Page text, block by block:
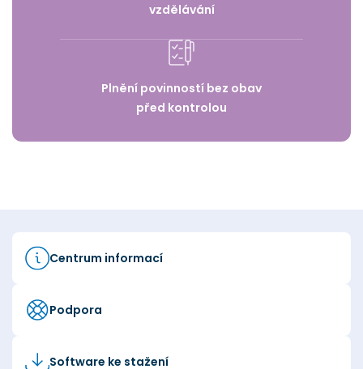
vzdělávání
Plnění povinností bez obav
před kontrolou
Centrum informací
Podpora
Software ke stažení